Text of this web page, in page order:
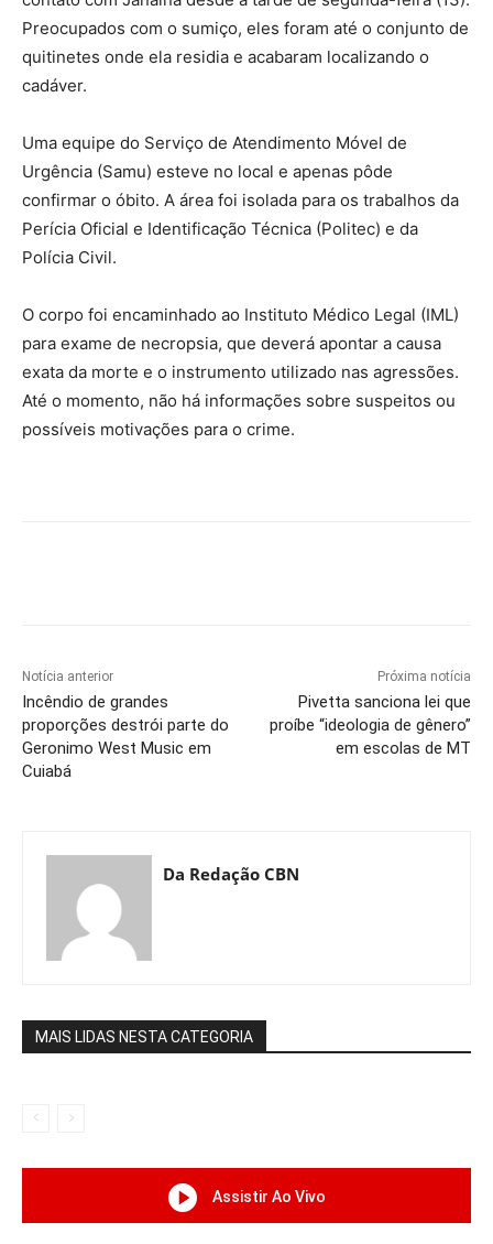
Preocupados com o sumiço, eles foram até o conjunto de
quitinetes onde ela residia e acabaram localizando o
cadáver.
Uma equipe do Serviço de Atendimento Móvel de
Urgência (Samu) esteve no local e apenas pôde
confirmar o óbito. A área foi isolada para os trabalhos da
Perícia Oficial e Identificação Técnica (Politec) e da
Polícia Civil.
O corpo foi encaminhado ao Instituto Médico Legal (IML)
para exame de necropsia, que deverá apontar a causa
exata da morte e o instrumento utilizado nas agressões.
Até o momento, não há informações sobre suspeitos ou
possíveis motivações para o crime.
Notícia anterior
Incêndio de grandes
proporções destrói parte do
Geronimo West Music em
Cuiabá
Próxima notícia
Pivetta sanciona lei que
proíbe “ideologia de gênero”
em escolas de MT
Da Redação CBN
MAIS LIDAS NESTA CATEGORIA
Assistir Ao Vivo